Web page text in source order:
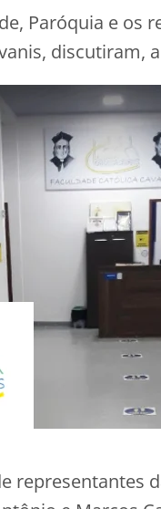
Paróquia e os
representantes